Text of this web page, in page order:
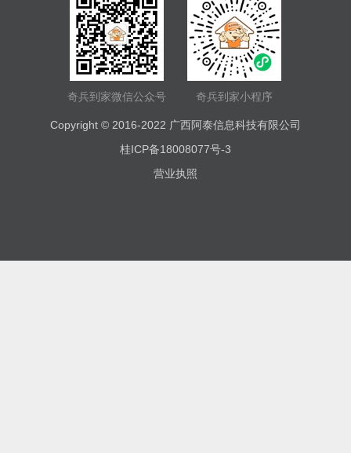
奇兵到家微信公众号 奇兵到家小程序
Copyright © 2016-2022 广西阿泰信息科技有限公司
桂ICP备18008077号-3
营业执照